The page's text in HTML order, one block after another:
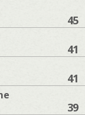
45
41
41
39